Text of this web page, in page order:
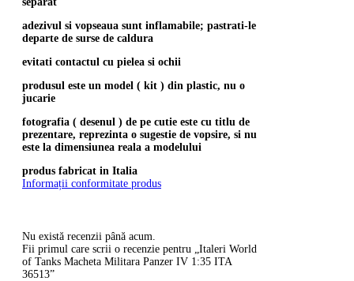
adezivul si vopseaua sunt inflamabile; pastrati-le
departe de surse de caldura
evitati contactul cu pielea si ochii
produsul este un model ( kit ) din plastic, nu o
jucarie
fotografia ( desenul ) de pe cutie este cu titlu de
prezentare, reprezinta o sugestie de vopsire, si nu
este la dimensiunea reala a modelului
produs fabricat in Italia
Informații conformitate produs
Nu există recenzii până acum.
Fii primul care scrii o recenzie pentru „Italeri World
of Tanks Macheta Militara Panzer IV 1:35 ITA
36513”